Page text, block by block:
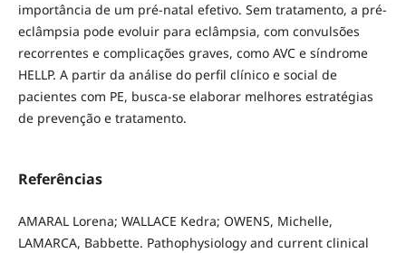
importância de um pré-natal efetivo. Sem tratamento, a pré-
eclâmpsia pode evoluir para eclâmpsia, com convulsões
recorrentes e complicações graves, como AVC e síndrome
HELLP. A partir da análise do perfil clínico e social de
pacientes com PE, busca-se elaborar melhores estratégias
de prevenção e tratamento.
Referências
AMARAL Lorena; WALLACE Kedra; OWENS, Michelle,
LAMARCA, Babbette. Pathophysiology and current clinical